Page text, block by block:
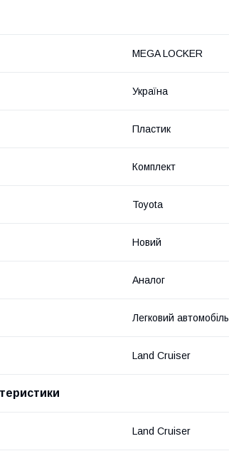
MEGA LOCKER
Україна
Пластик
Комплект
Toyota
Новий
Аналог
Легковий автомобіль
Land Cruiser
Land Cruiser